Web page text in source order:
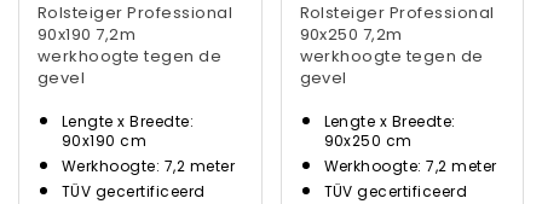
Rolsteiger Professional
90x190 7,2m
werkhoogte tegen de
gevel
Lengte x Breedte:
90x190 cm
Werkhoogte: 7,2 meter
TÜV gecertificeerd
Rolsteiger Professional
90x250 7,2m
werkhoogte tegen de
gevel
Lengte x Breedte:
90x250 cm
Werkhoogte: 7,2 meter
TÜV gecertificeerd